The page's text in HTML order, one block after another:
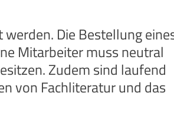
Die Bestellung
Mitarbeiter muss neutral
Zudem sind laufend
von Fachliteratur und das